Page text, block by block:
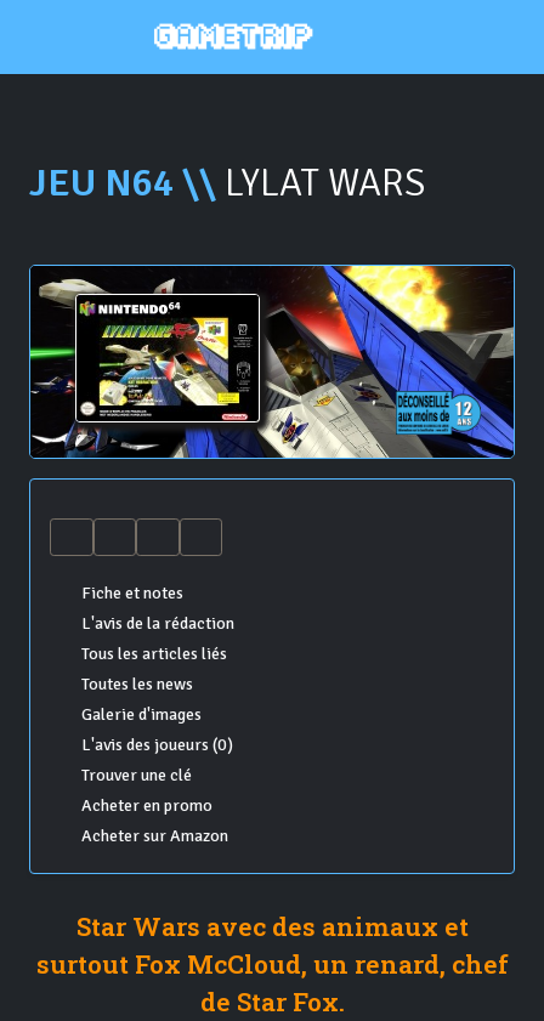
JEU N64 \\ LYLAT WARS
Fiche et notes
L'avis de la rédaction
Tous les articles liés
Toutes les news
Galerie d'images
L'avis des joueurs (0)
Trouver une clé
Acheter en promo
Acheter sur Amazon
Star Wars avec des animaux et
surtout Fox McCloud, un renard, chef
de Star Fox.